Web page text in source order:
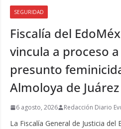
SEGURIDAD
Fiscalía del EdoMéx
vincula a proceso a
presunto
Almoloya de Juárez
6 agosto, 2026 Redacción Diario
La Fiscalía General de Justicia del